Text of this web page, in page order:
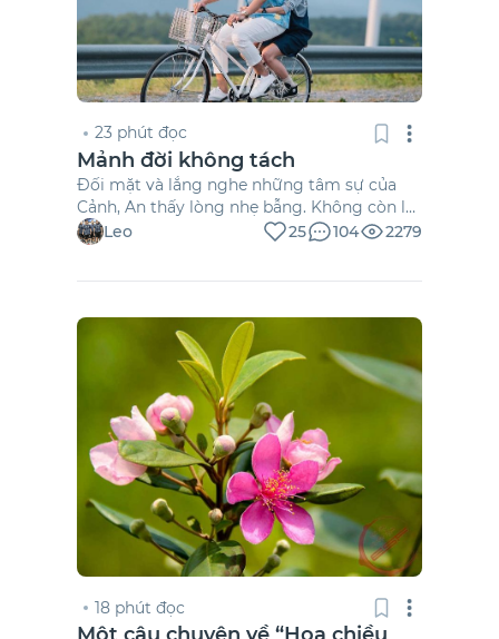
23 phút đọc
Mảnh đời không tách
Đối mặt và lắng nghe những tâm sự của
Cảnh, An thấy lòng nhẹ bẫng. Không còn lý
do để giận hờn hoặc phải tìm kiếm điều gì ở
anh. Cô muốn được giải thoát khỏi những
sự tha thứ vì một lỗi lầm tuổi trẻ mà mình
vô tình phạm phải. Xin sự tha thứ từ chính
người đã làm mình tổn thương.
Leo 25 104 2279
18 phút đọc